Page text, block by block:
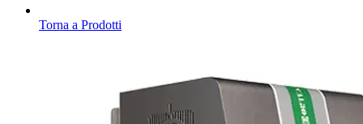
Torna a Prodotti